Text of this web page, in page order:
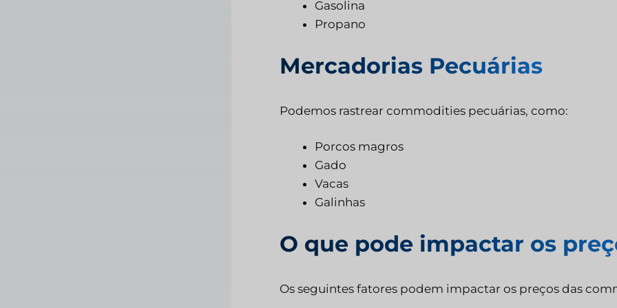
Gasolina
Propano
Mercadorias Pecuárias
Podemos rastrear commodities pecuárias, como:
Porcos magros
Gado
Vacas
Galinhas
O que pode impactar os
Os seguintes fatores podem impactar os preços das